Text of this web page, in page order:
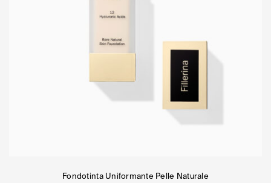
Fondotinta Uniformante Pelle Naturale